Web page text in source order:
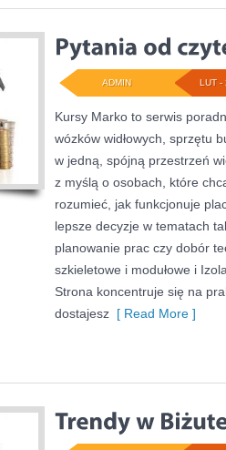
LUT -
ADMIN
Kursy Marko to serwis
wózków widłowych, sprzętu
w jedną, spójną przestrzeń
z myślą o osobach, które
rozumieć, jak funkcjonuje
lepsze decyzje w tematach
planowanie prac czy dobór
szkieletowe i modułowe i
Strona koncentruje się na
dostajesz [ Read More ]